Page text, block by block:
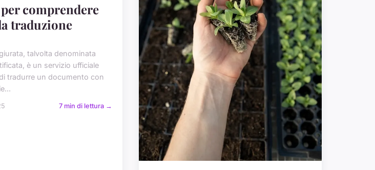
comprendere
traduzione
talvolta denominata
è un servizio ufficiale
tradurre un documento con
7 min di lettura →